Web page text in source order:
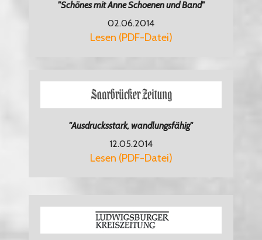
"Schönes mit Anne Schoenen und Band"
02.06.2014
Lesen (PDF-Datei)
"Ausdrucksstark, wandlungsfähig"
12.05.2014
Lesen (PDF-Datei)